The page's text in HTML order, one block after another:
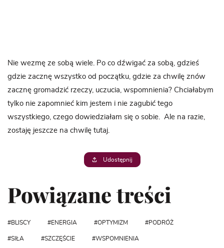
Nie wezmę ze sobą wiele. Po co dźwigać za sobą, gdzieś
gdzie zacznę wszystko od początku, gdzie za chwilę znów
zacznę gromadzić rzeczy, uczucia, wspomnienia? Chciałabym
tylko nie zapomnieć kim jestem i nie zagubić tego
wszystkiego, czego dowiedziałam się o sobie. Ale na razie,
zostaję jeszcze na chwilę tutaj.
Udostępnij
Powiązane treści
BLISCY ENERGIA OPTYMIZM PODRÓŻ
SIŁA SZCZĘŚCIE WSPOMNIENIA